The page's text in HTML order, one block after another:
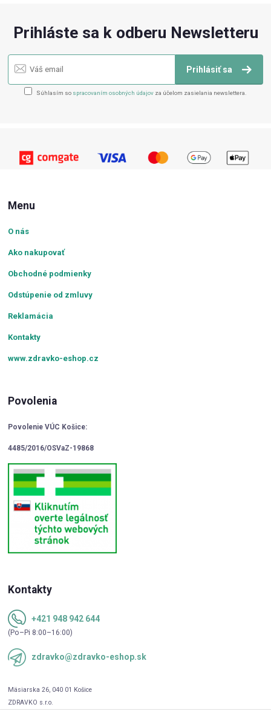
Prihláste sa k odberu Newsletteru
Prihlásiť sa
Súhlasím so spracovaním osobných údajov za účelom zasielania newslettera.
Menu
O nás
Ako nakupovať
Obchodné podmienky
Odstúpenie od zmluvy
Reklamácia
Kontakty
www.zdravko-eshop.cz
Povolenia
Povolenie VÚC Košice:
4485/2016/OSVaZ-19868
Kontakty
+421 948 942 644
(Po–Pi 8:00–16:00)
zdravko@zdravko-eshop.sk